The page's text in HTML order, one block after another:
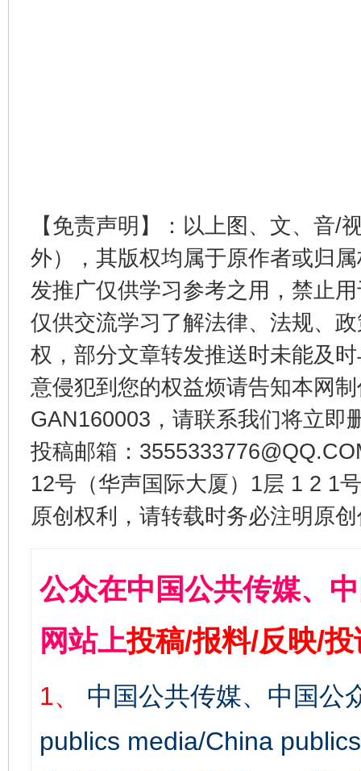
【免责声明】：以上图、文、音/
外），其版权均属于原作者或归
发推广仅供学习参考之用，禁止
仅供交流学习了解法律、法规、
权，部分文章转发推送时未能及
意侵犯到您的权益烦请告知本网
GAN160003，请联系我们将立即
投稿邮箱：
12号（华声国际大厦）1层 1 2 1
原创权利，请转载时务必注明原
公众在中国公共传媒、
网站上投稿/报料/反映/
1、
中国公共传媒、中国公
publics media/China